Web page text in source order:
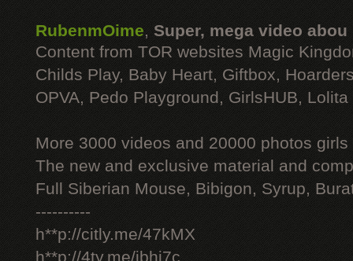
RubenmOime, Super, mega video abou
Content from TOR websites Magic
Childs Play, Baby Heart, Giftbox,
OPVA, Pedo Playground, GirlsHUB, Lolita
More 3000 videos and 20000 photos
The new and exclusive material and
Full Siberian Mouse, Bibigon, Syrup,
----------
h**p://citly.me/47kMX
h**p://4ty.me/ibhi7c